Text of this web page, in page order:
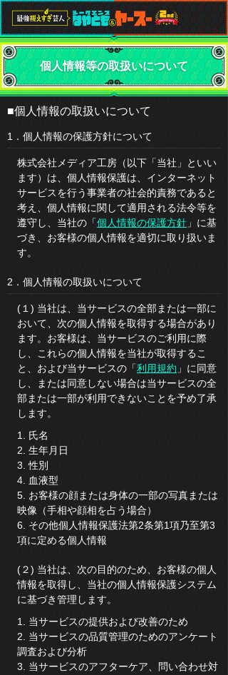
個人情報等の取扱いについて
■個人情報の取扱いについて
1．個人情報の保護方針について
株式会社メディア工房（以下「当社」といい
ます）は、個人情報保護は、インターネット
サービスを行う事業者の社会的責務であると
考え、個人情報に関して適用される法令等を
遵守し、当社の「個人情報の保護方針 」に基
づき、お客様の個人情報を適切に取り扱いま
す。
2．個人情報の取扱いについて
(１) 当社は、当サービスの全部または一部に
おいて、次の個人情報を取得する場合があり
ます。お客様は、当サービスのご利用に際
し、これらの個人情報を当社が取得するこ
と、および当サービスの「利用規約 」に同意
し、または同意しない場合は当サービスの全
部または一部が利用できないことを予め了承
します。
1. 氏名
2. 生年月日
3. 性別
4. 血液型
5. お客様の顔または身体の一部の写真または
映像（手相や顔相を占う場合）
6. その他個人情報保護法第2条第1項乃至第3
項に定める個人情報
(２) 当社は、次の目的のため、お客様の個人
情報を取得し、当社の個人情報保護システム
に基づき管理します。
1. 当サービスの提供および改善のため
2. 当サービスの品質管理のためのアンケート
調査および分析
3. 当サービスのアフターケア、問い合わせ対